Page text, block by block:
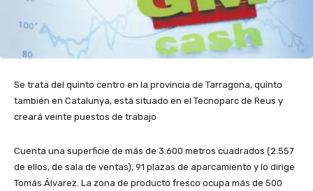
Se trata del quinto centro en la provincia de Tarragona, quinto
también en Catalunya, está situado en el Tecnoparc de Reus y
creará veinte puestos de trabajo
Cuenta una superficie de más de 3.600 metros cuadrados (2.557
de ellos, de sala de ventas), 91 plazas de aparcamiento y lo dirige
Tomás Álvarez. La zona de producto fresco ocupa más de 500